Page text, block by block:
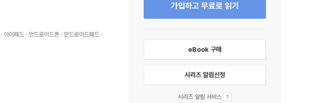
아이패드 안드로이드폰
안드로이드패드
가입하고 무료로 읽기
eBook 구매
시리즈 알림신청
시리즈 알림 서비스